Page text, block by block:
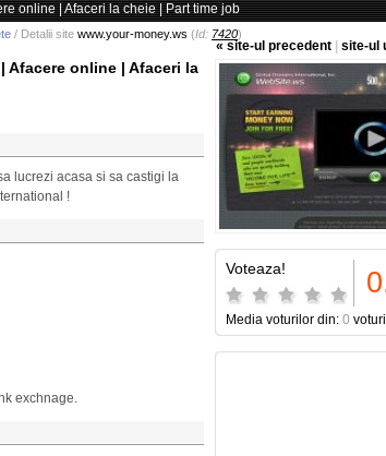
online | Afaceri la cheie | Part time job
/ Detalii site www.your-money.ws (Id: 7420)
« site-ul precedent site-ul
Afacere online | Afaceri la
lucrezi acasa si sa castigi la
!
exchnage.
Voteaza!
Media voturilor din: 0